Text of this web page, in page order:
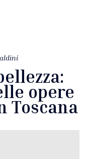
opere
Toscana